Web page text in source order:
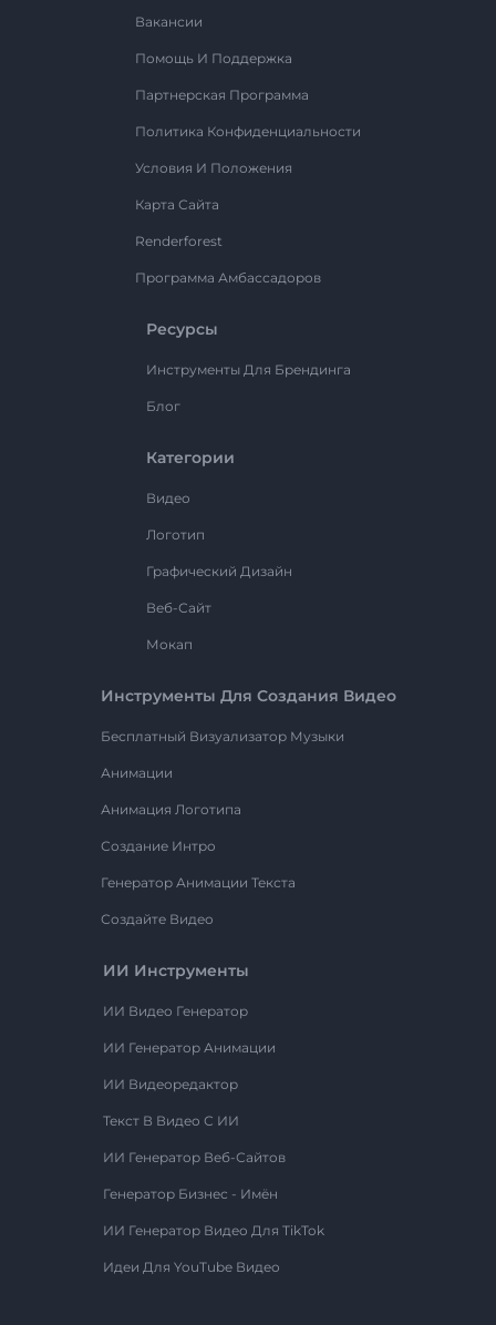
Вакансии
Помощь И Поддержка
Партнерская Программа
Политика Конфиденциальности
Условия И Положения
Карта Сайта
Renderforest
Программа Амбассадоров
Ресурсы
Инструменты Для Брендинга
Блог
Категории
Видео
Логотип
Графический Дизайн
Веб-Сайт
Мокап
Инструменты Для Создания Видео
Бесплатный Визуализатор Музыки
Анимации
Анимация Логотипа
Создание Интро
Генератор Анимации Текста
Создайте Видео
ИИ Инструменты
ИИ Видео Генератор
ИИ Генератор Анимации
ИИ Видеоредактор
Текст В Видео С ИИ
ИИ Генератор Веб-Сайтов
Генератор Бизнес - Имён
ИИ Генератор Видео Для TikTok
Идеи Для YouTube Видео